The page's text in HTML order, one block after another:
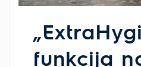
funkcija